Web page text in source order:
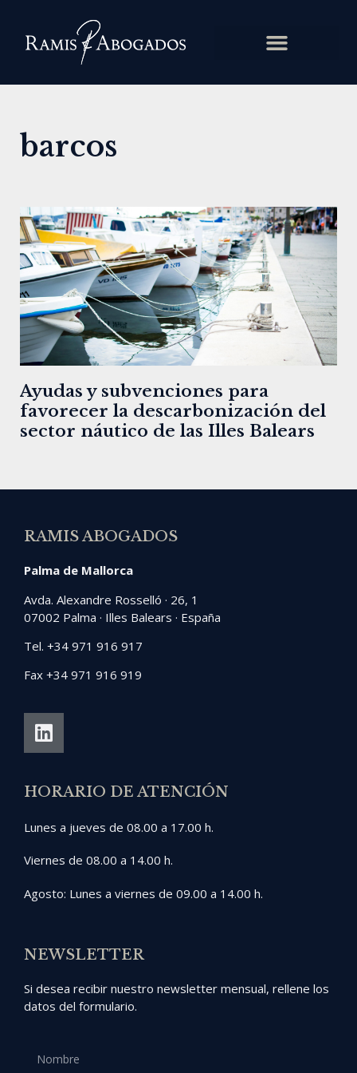
barcos
Ayudas y subvenciones para
favorecer la descarbonización del
sector náutico de las Illes Balears
RAMIS ABOGADOS
Palma de Mallorca
Avda. Alexandre Rosselló · 26, 1
07002 Palma · Illes Balears · España
Tel. +34 971 916 917
Fax +34 971 916 919
HORARIO DE ATENCIÓN
Lunes a jueves de 08.00 a 17.00 h.
Viernes de 08.00 a 14.00 h.
Agosto: Lunes a viernes de 09.00 a 14.00 h.
NEWSLETTER
Si desea recibir nuestro newsletter mensual, rellene los
datos del formulario.